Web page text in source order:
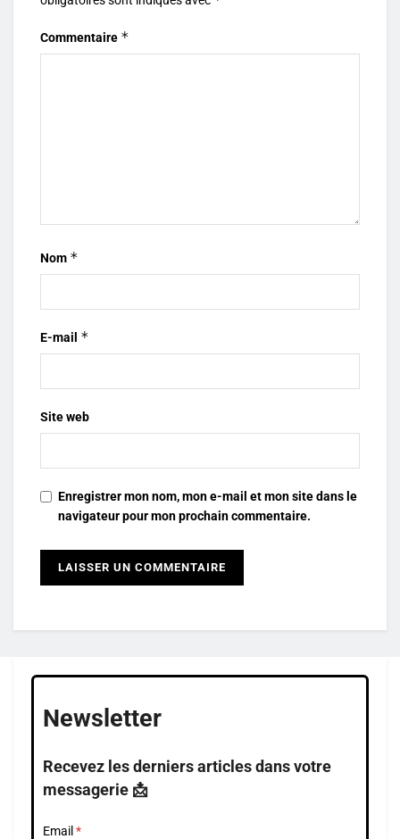
Commentaire *
Nom *
E-mail *
Site web
Enregistrer mon nom, mon e-mail et mon site dans le
navigateur pour mon prochain commentaire.
Newsletter
Recevez les derniers articles dans votre
messagerie 📩
Email